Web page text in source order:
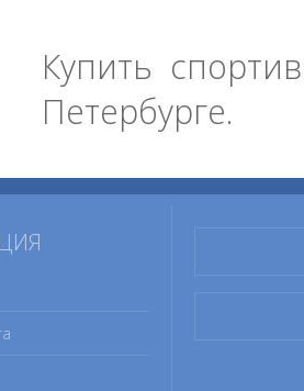
Купить
Петербурге.